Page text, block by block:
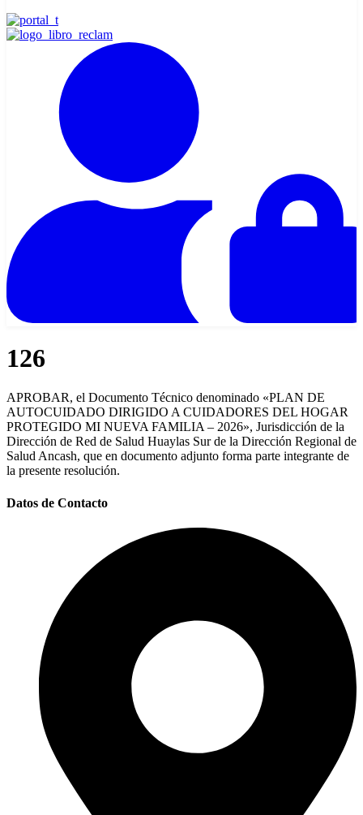
126
APROBAR, el Documento Técnico denominado «PLAN DE
AUTOCUIDADO DIRIGIDO A CUIDADORES DEL HOGAR
PROTEGIDO MI NUEVA FAMILIA – 2026», Jurisdicción de la
Dirección de Red de Salud Huaylas Sur de la Dirección Regional de
Salud Ancash, que en documento adjunto forma parte integrante de
la presente resolución.
Datos de Contacto